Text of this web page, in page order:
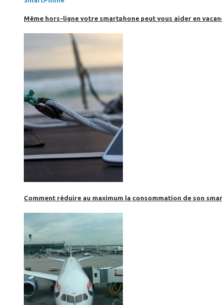
Même hors-ligne votre smartphone peut vous aider en
Comment réduire au maximum la consommation de son